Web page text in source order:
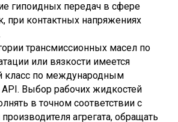
гипоидных передач в сфере
при контактных напряжениях
трансмиссионных масел по
или вязкости имеется
класс по международным
API. Выбор рабочих жидкостей
в точном соответствии с
агрегата, обращать